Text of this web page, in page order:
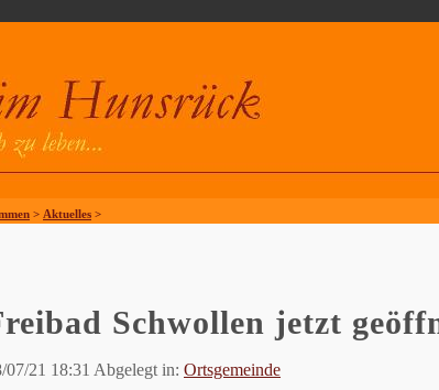
> Aktuelles >
Schwollen jetzt
07/21 18:31 Abgelegt in: Ortsgemeinde